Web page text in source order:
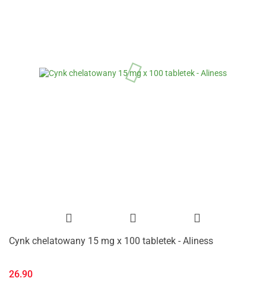
Cynk chelatowany 15 mg x 100 tabletek - Aliness
26.90